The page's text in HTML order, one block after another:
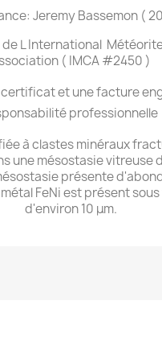
Jeremy Bassemon (
de L International
( IMCA #2450 )
certificat et une facture
professionnelle
à clastes minéraux
une mésostasie vitreuse
présente
FeNi est présent
d'environ 10 μm.